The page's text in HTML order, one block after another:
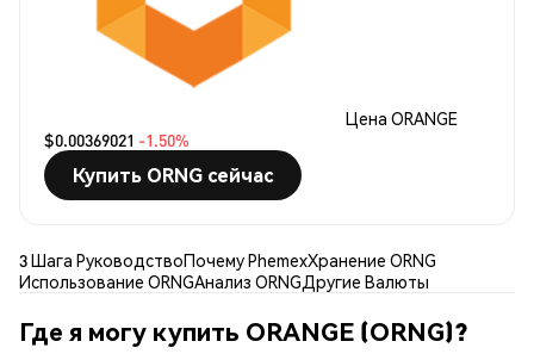
Цена ORANGE
$0.00369021 -1.50%
Купить ORNG сейчас
3 Шага РуководствоПочему PhemexХранение ORNG
Использование ORNGАнализ ORNGДругие Валюты
Где я могу купить ORANGE (ORNG)?